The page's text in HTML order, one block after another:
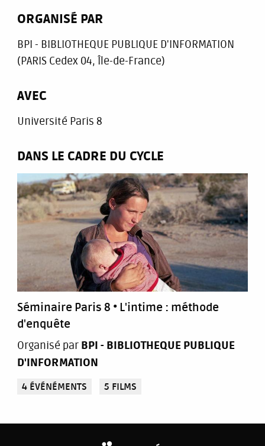
ORGANISÉ PAR
BPI - BIBLIOTHEQUE PUBLIQUE D'INFORMATION
(PARIS Cedex 04, Île-de-France)
AVEC
Université Paris 8
DANS LE CADRE DU CYCLE
Séminaire Paris 8 • L'intime : méthode
d'enquête
Organisé par BPI - BIBLIOTHEQUE PUBLIQUE
D'INFORMATION
4 ÉVÉNÉMENTS 5 FILMS